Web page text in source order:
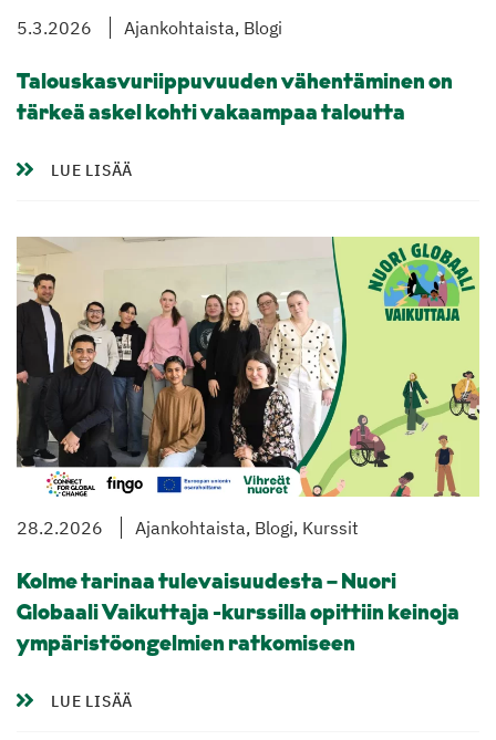
5.3.2026 Ajankohtaista, Blogi
Talouskasvuriippuvuuden vähentäminen on
tärkeä askel kohti vakaampaa taloutta
LUE LISÄÄ
28.2.2026 Ajankohtaista, Blogi, Kurssit
Kolme tarinaa tulevaisuudesta – Nuori
Globaali Vaikuttaja -kurssilla opittiin keinoja
ympäristöongelmien ratkomiseen
LUE LISÄÄ